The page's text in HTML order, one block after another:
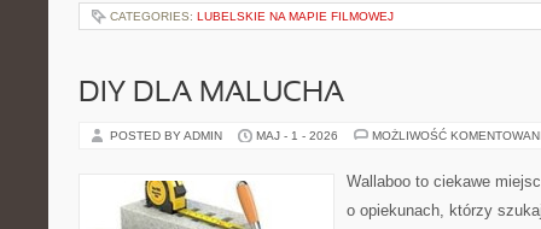
CATEGORIES: LUBELSKIE NA MAPIE FILMOWEJ
DIY DLA MALUCHA
POSTED BY ADMIN MAJ - 1 - 2026 MOŻLIWOŚĆ
Wallaboo to ciekawe
o opiekunach, którzy